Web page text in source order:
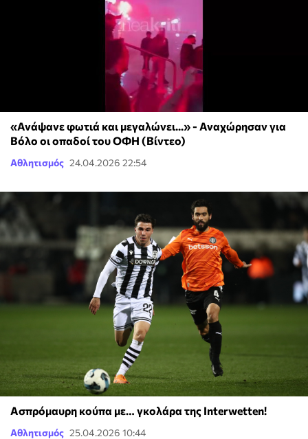
«Ανάψανε φωτιά και μεγαλώνει...» - Αναχώρησαν για
Βόλο οι οπαδοί του ΟΦΗ (Βίντεο)
Αθλητισμός 24.04.2026 22:54
Ασπρόμαυρη κούπα με… γκολάρα της Interwetten!
Αθλητισμός 25.04.2026 10:44